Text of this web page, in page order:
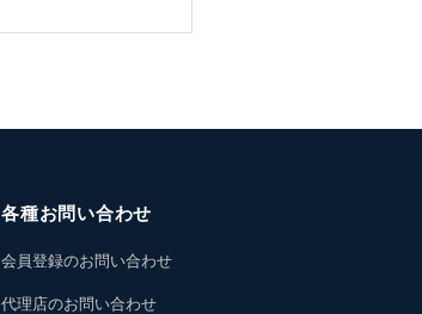
各種お問い合わせ
会員登録のお問い合わせ
代理店のお問い合わせ